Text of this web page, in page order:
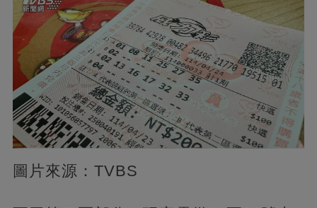
圖片來源：TVBS